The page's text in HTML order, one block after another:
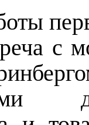
с